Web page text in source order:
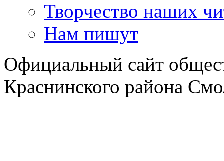
Творчество наших
Нам пишут
Официальный сайт
Краснинского района